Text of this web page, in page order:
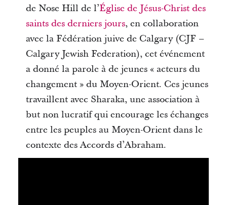
de Nose Hill de l’Église de Jésus-Christ des
saints des derniers jours, en collaboration
avec la Fédération juive de Calgary (CJF –
Calgary Jewish Federation), cet événement
a donné la parole à de jeunes « acteurs du
changement » du Moyen-Orient. Ces jeunes
travaillent avec Sharaka, une association à
but non lucratif qui encourage les échanges
entre les peuples au Moyen-Orient dans le
contexte des Accords d’Abraham.